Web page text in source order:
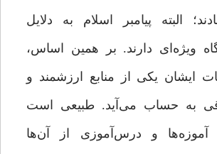
البته پیامبر اسلام به دلایل
ویژه‌ای دارند. بر همین اساس،
ایشان یکی از منابع ارزشمند و
به حساب می‌آید. طبیعی است
و درس‌آموزی از آن‌ها